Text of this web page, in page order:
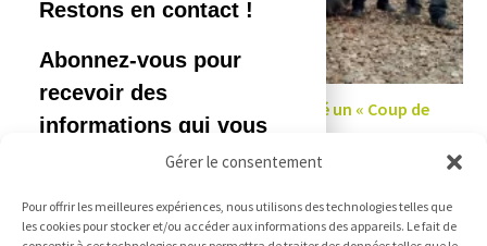
Gérer le consentement
Pour offrir les meilleures expériences, nous utilisons des technologies telles que
les cookies pour stocker et/ou accéder aux informations des appareils. Le fait de
Des milliers de bénévoles ont donné un « Coup de
balai »
31/03/2025